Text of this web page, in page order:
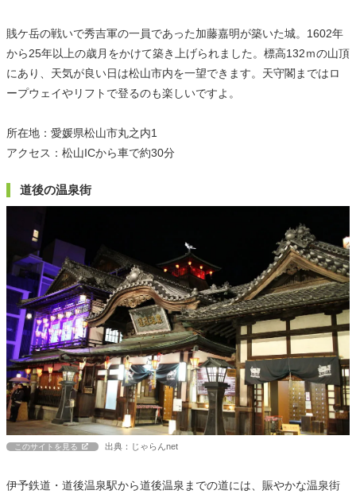
賎ケ岳の戦いで秀吉軍の一員であった加藤嘉明が築いた城。1602年
から25年以上の歳月をかけて築き上げられました。標高132ｍの山頂
にあり、天気が良い日は松山市内を一望できます。天守閣まではロ
ープウェイやリフトで登るのも楽しいですよ。
所在地：愛媛県松山市丸之内1
アクセス：松山ICから車で約30分
道後の温泉街
このサイトを見る 出典：じゃらんnet
伊予鉄道・道後温泉駅から道後温泉までの道には、賑やかな温泉街